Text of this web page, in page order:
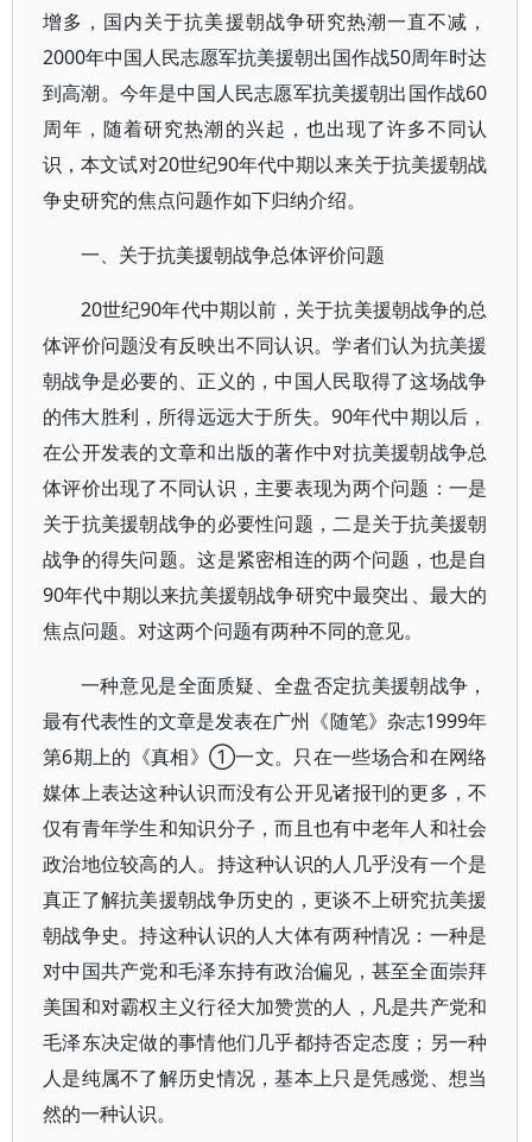
增多，国内关于抗美援朝战争研究热潮一直不减，
2000年中国人民志愿军抗美援朝出国作战50周年时达
到高潮。今年是中国人民志愿军抗美援朝出国作战60
周年，随着研究热潮的兴起，也出现了许多不同认
识，本文试对20世纪90年代中期以来关于抗美援朝战
争史研究的焦点问题作如下归纳介绍。
一、关于抗美援朝战争总体评价问题
20世纪90年代中期以前，关于抗美援朝战争的总
体评价问题没有反映出不同认识。学者们认为抗美援
朝战争是必要的、正义的，中国人民取得了这场战争
的伟大胜利，所得远远大于所失。90年代中期以后，
在公开发表的文章和出版的著作中对抗美援朝战争总
体评价出现了不同认识，主要表现为两个问题：一是
关于抗美援朝战争的必要性问题，二是关于抗美援朝
战争的得失问题。这是紧密相连的两个问题，也是自
90年代中期以来抗美援朝战争研究中最突出、最大的
焦点问题。对这两个问题有两种不同的意见。
一种意见是全面质疑、全盘否定抗美援朝战争，
最有代表性的文章是发表在广州《随笔》杂志1999年
第6期上的《真相》①一文。只在一些场合和在网络
媒体上表达这种认识而没有公开见诸报刊的更多，不
仅有青年学生和知识分子，而且也有中老年人和社会
政治地位较高的人。持这种认识的人几乎没有一个是
真正了解抗美援朝战争历史的，更谈不上研究抗美援
朝战争史。持这种认识的人大体有两种情况：一种是
对中国共产党和毛泽东持有政治偏见，甚至全面崇拜
美国和对霸权主义行径大加赞赏的人，凡是共产党和
毛泽东决定做的事情他们几乎都持否定态度；另一种
人是纯属不了解历史情况，基本上只是凭感觉、想当
然的一种认识。